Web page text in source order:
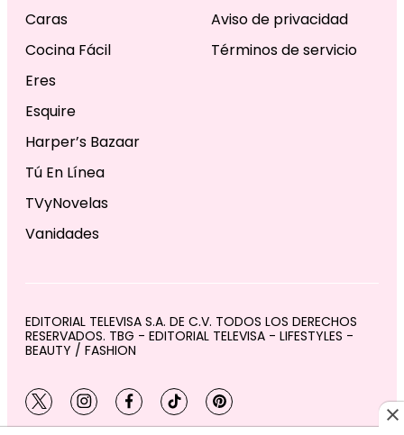
Caras
Cocina Fácil
Eres
Esquire
Harper’s Bazaar
Tú En Línea
TVyNovelas
Vanidades
Aviso de privacidad
Términos de servicio
EDITORIAL TELEVISA S.A. DE C.V. TODOS LOS DERECHOS
RESERVADOS. TBG - EDITORIAL TELEVISA - LIFESTYLES -
BEAUTY / FASHION
twitterinstagram
facebooktiktokpinterest